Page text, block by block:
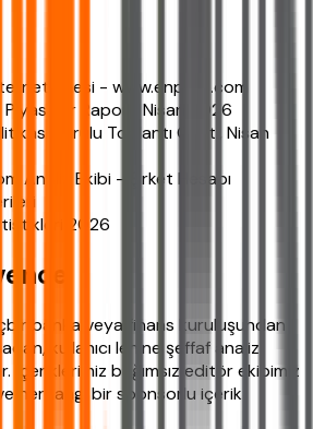
sitesi - www.enpara.com
Piyasalar Raporu Nisan 2026
Kurulu Toplantı Özeti, Nisan
Analiz Ekibi - Şirket Hesabı
2026
banka veya finans kuruluşundan
kullanıcı lehine şeffaf analiz
İçeriklerimiz bağımsız editör ekibimiz
ve herhangi bir sponsorlu içerik